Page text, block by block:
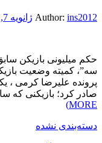
Author: ins2012 ژانویه 7, 2026
حکم میلیونی بازیکن
سه”، کمیته وضعیت
پرونده علیرضا کرمی ،
صادر کرد؛ بازیکنی که
MORE)
دسته‌بندی نشده